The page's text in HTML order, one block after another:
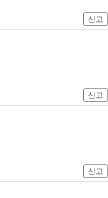
신고
신고
신고